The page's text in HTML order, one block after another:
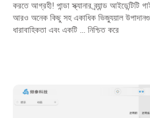
করতে আগ্রহী! পান্ডা স্ক্যানার ব্র্যান্ড
আরও অনেক কিছু সহ একাধিক ভিজ্যুয়াল
ধারাবাহিকতা এবং একটি ... নিশ্চিত করে